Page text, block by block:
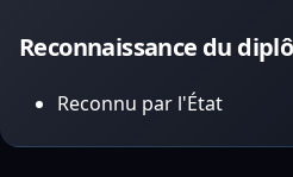
Reconnaissance du
Reconnu par l'État